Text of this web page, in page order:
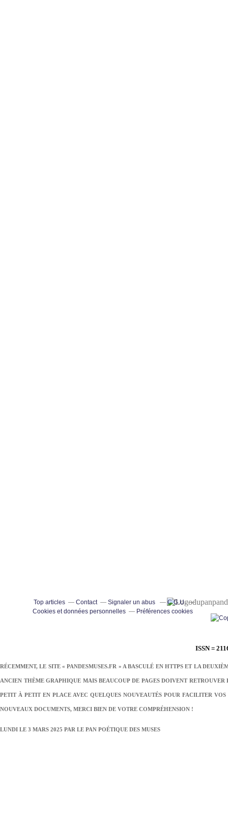
ISSN =
RÉCEMMENT, LE SITE « PANDESMUSES.FR » A BASCULÉ EN HTTPS ET LA
ANCIEN THÈME GRAPHIQUE MAIS BEAUCOUP DE PAGES DOIVENT
PETIT À PETIT EN PLACE AVEC QUELQUES NOUVEAUTÉS POUR FACILITER
NOUVEAUX DOCUMENTS, MERCI BIEN DE VOTRE COMPRÉHENSION !
LUNDI LE 3 MARS 2025 PAR LE PAN POÉTIQUE DES MUSES
Top articles Contact Signaler un abus
C.G.U.
Cookies et données personnelles
Préférences cookies